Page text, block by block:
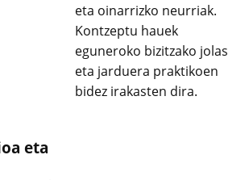
eta oinarrizko neurriak.
Kontzeptu hauek
eguneroko bizitzako jolas
eta jarduera praktikoen
bidez irakasten dira.
eta